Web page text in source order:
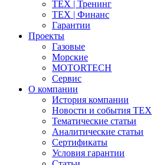
ТЕХ | Тренинг
ТЕХ | Финанс
Гарантии
Проекты
Газовые
Морские
MOTORTECH
Сервис
О компании
История компании
Новости и события ТЕХ
Тематические статьи
Аналитические статьи
Сертификаты
Условия гарантии